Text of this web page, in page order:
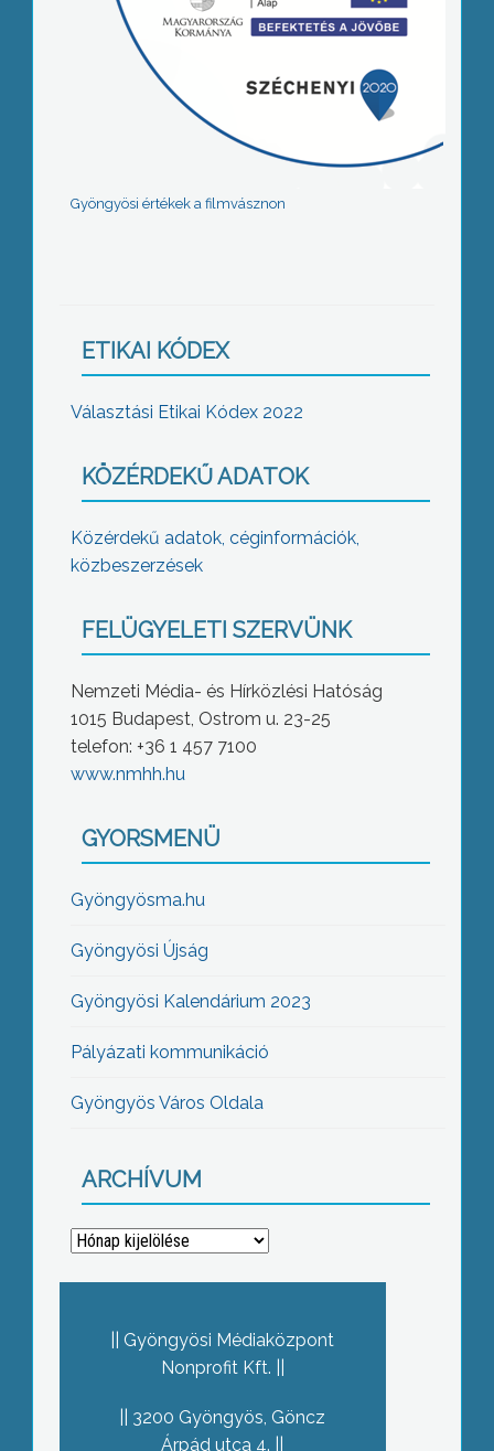
Gyöngyösi értékek a filmvásznon
ETIKAI KÓDEX
Választási Etikai Kódex 2022
KÖZÉRDEKŰ ADATOK
Közérdekű adatok, céginformációk,
közbeszerzések
FELÜGYELETI SZERVÜNK
Nemzeti Média- és Hírközlési Hatóság
1015 Budapest, Ostrom u. 23-25
telefon: +36 1 457 7100
www.nmhh.hu
GYORSMENÜ
Gyöngyösma.hu
Gyöngyösi Újság
Gyöngyösi Kalendárium 2023
Pályázati kommunikáció
Gyöngyös Város Oldala
ARCHÍVUM
Archívum
Gyöngyösi Médiaközpont
Nonprofit Kft.
3200 Gyöngyös, Göncz
Árpád utca 4.